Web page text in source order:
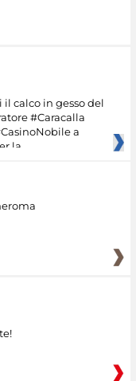
il calco in gesso del
#Caracalla
a
la